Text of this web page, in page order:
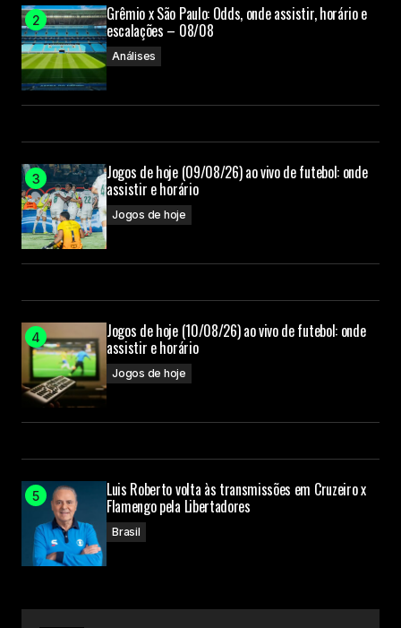
Grêmio x São Paulo: Odds, onde assistir, horário e
escalações – 08/08
Análises
Jogos de hoje (09/08/26) ao vivo de futebol: onde
assistir e horário
Jogos de hoje
Jogos de hoje (10/08/26) ao vivo de futebol: onde
assistir e horário
Jogos de hoje
Luis Roberto volta às transmissões em Cruzeiro x
Flamengo pela Libertadores
Brasil